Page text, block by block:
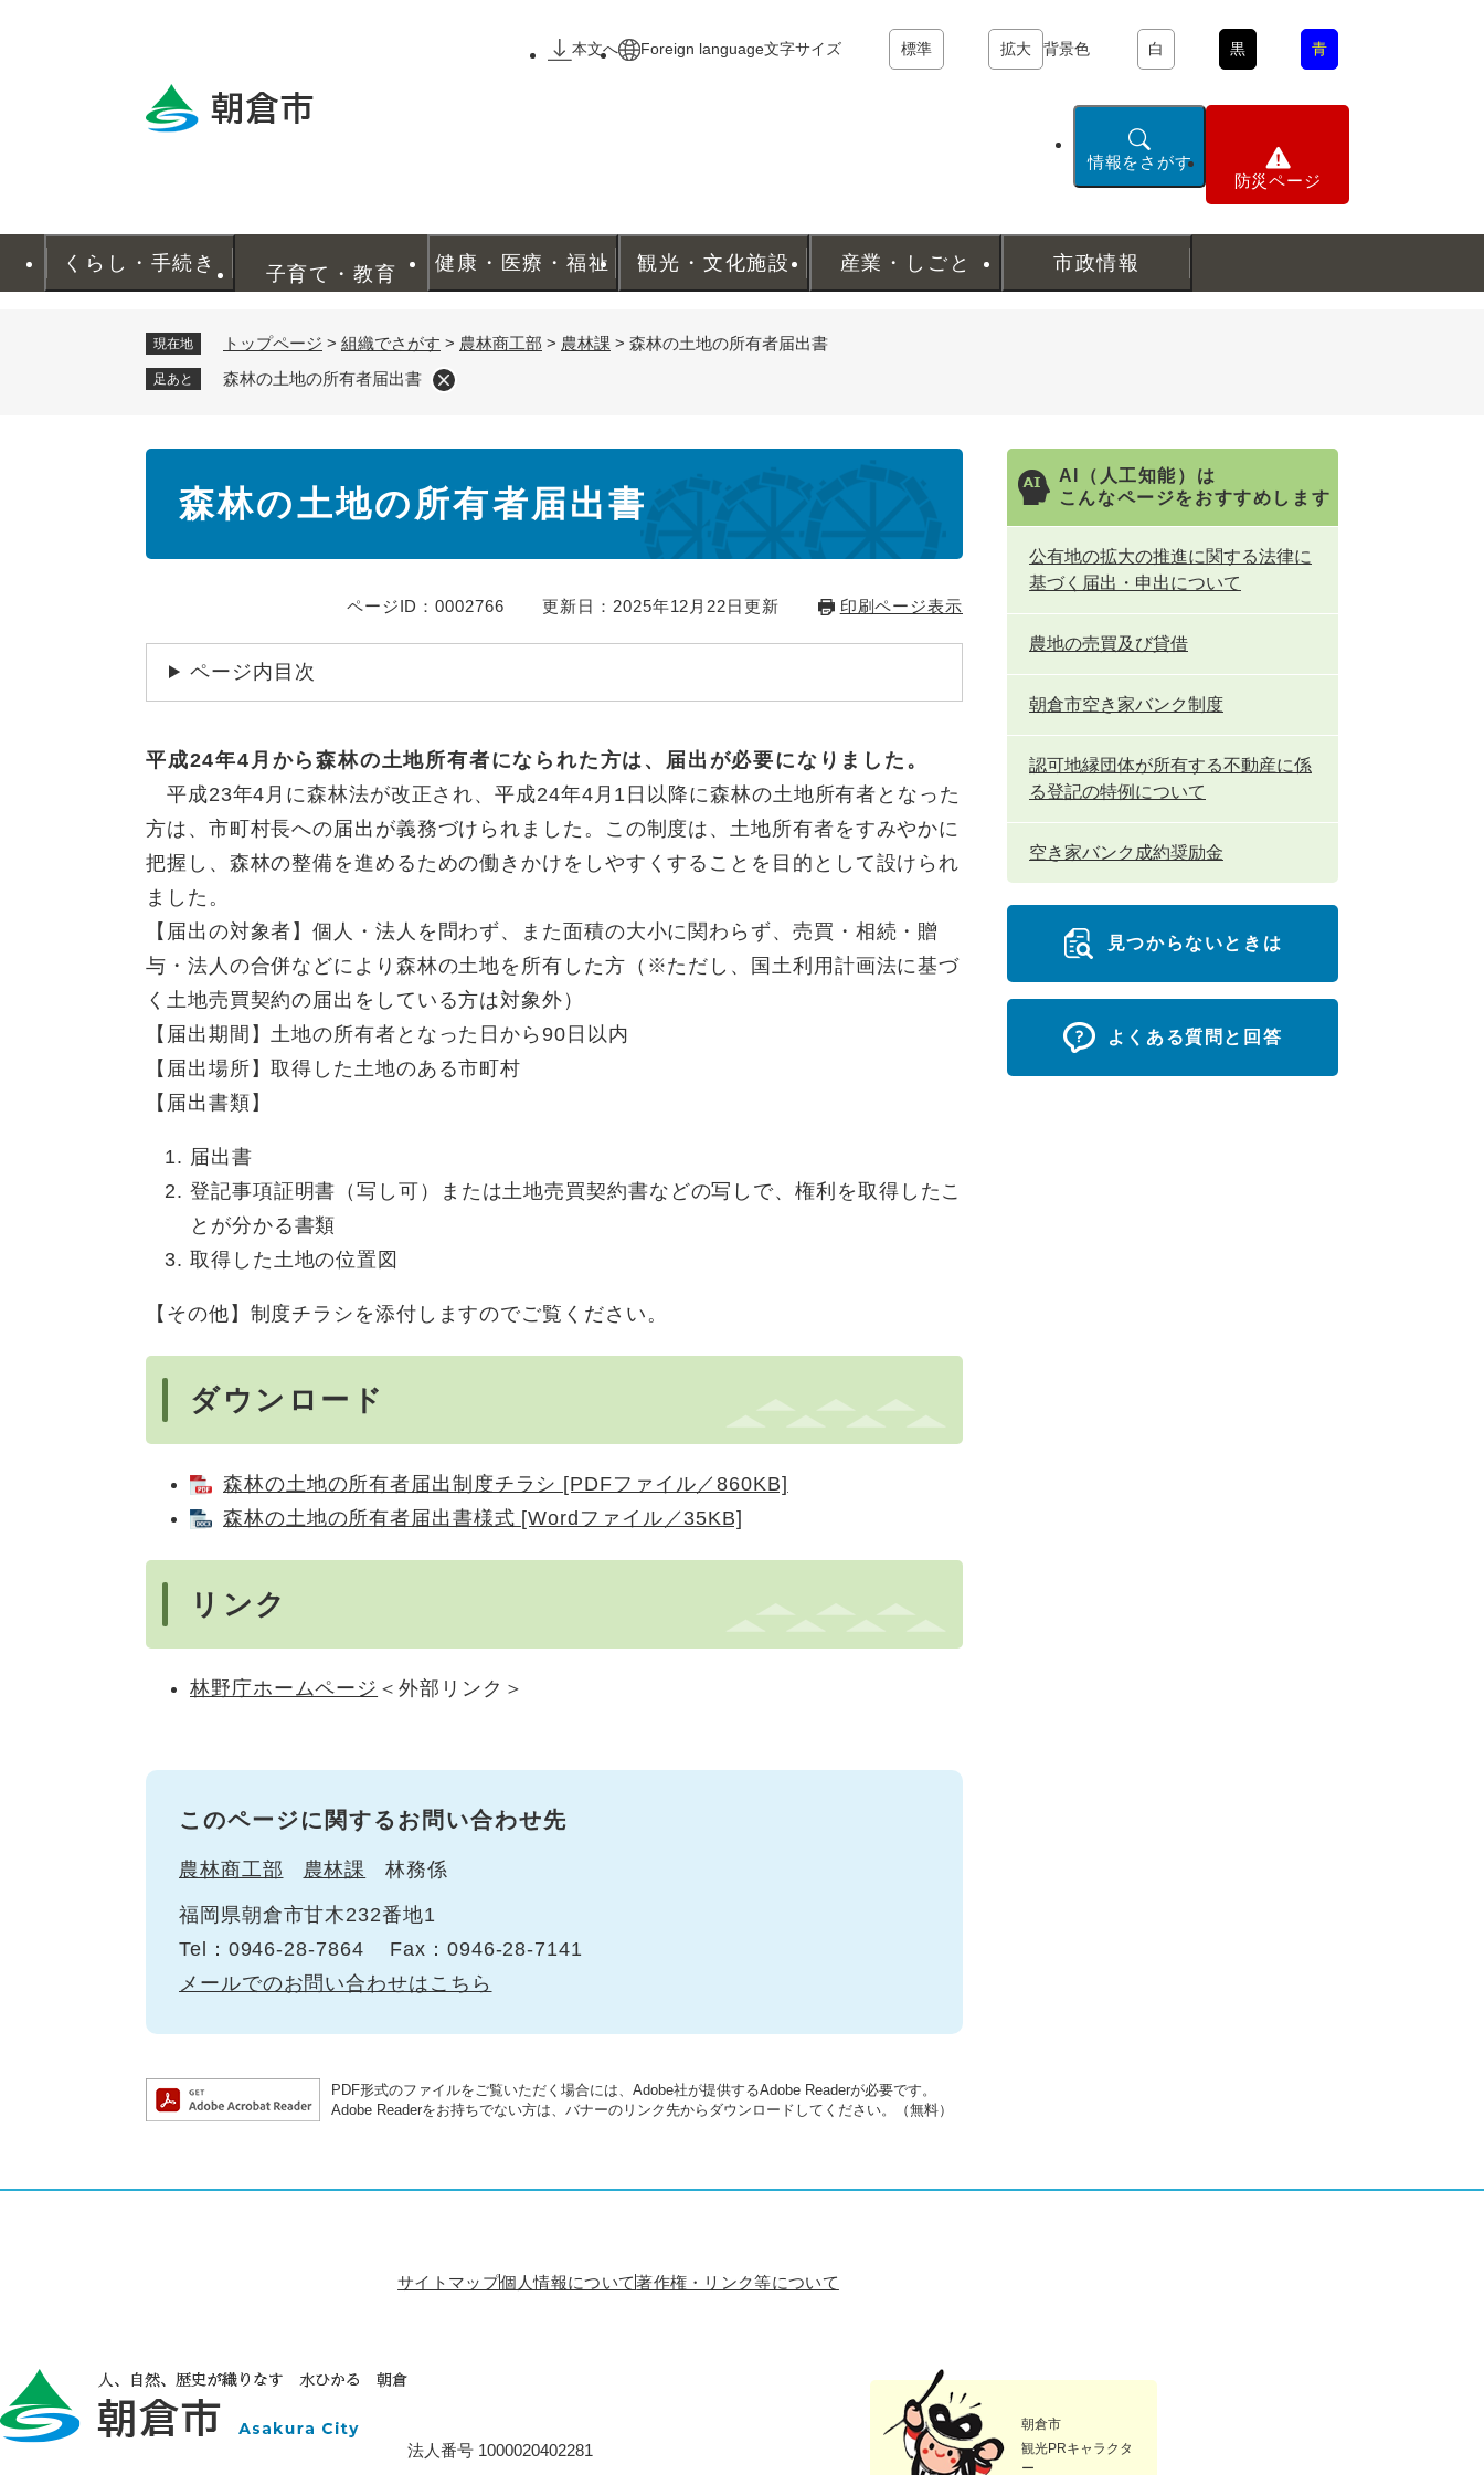
本文へ
Foreign language文字サイズ 標準 拡大 背景色 白 黒 青
情報をさがす
防災ページ
くらし・手続き 子育て・教育 健康・医療・福祉 観光・文化施設 産業・しごと 市政情報
現在地 トップページ > 組織でさがす > 農林商工部 > 農林課 > 森林の土地の所有者届出書
足あと 森林の土地の所有者届出書
森林の土地の所有者届出書
ページID：0002766 更新日：2025年12月22日更新 印刷ページ表示
ページ内目次
平成24年4月から森林の土地所有者になられた方は、届出が必要になりました。
平成23年4月に森林法が改正され、平成24年4月1日以降に森林の土地所有者となった
方は、市町村長への届出が義務づけられました。この制度は、土地所有者をすみやかに
把握し、森林の整備を進めるための働きかけをしやすくすることを目的として設けられ
ました。
【届出の対象者】個人・法人を問わず、また面積の大小に関わらず、売買・相続・贈
与・法人の合併などにより森林の土地を所有した方（※ただし、国土利用計画法に基づ
く土地売買契約の届出をしている方は対象外）
【届出期間】土地の所有者となった日から90日以内
【届出場所】取得した土地のある市町村
【届出書類】
届出書
登記事項証明書（写し可）または土地売買契約書などの写しで、権利を取得したこ
とが分かる書類
取得した土地の位置図
【その他】制度チラシを添付しますのでご覧ください。
ダウンロード
森林の土地の所有者届出制度チラシ [PDFファイル／860KB]
森林の土地の所有者届出書様式 [Wordファイル／35KB]
リンク
林野庁ホームページ ＜外部リンク＞
このページに関するお問い合わせ先
農林商工部 農林課 林務係
福岡県朝倉市甘木232番地1
Tel：0946-28-7864
Fax：0946-28-7141
メールでのお問い合わせはこちら
PDF形式のファイルをご覧いただく場合には、Adobe社が提供するAdobe Readerが必要です。
Adobe Readerをお持ちでない方は、バナーのリンク先からダウンロードしてください。（無料）
AI（人工知能）は
こんなページをおすすめします
公有地の拡大の推進に関する法律に
基づく届出・申出について
農地の売買及び貸借
朝倉市空き家バンク制度
認可地縁団体が所有する不動産に係
る登記の特例について
空き家バンク成約奨励金
見つからないときは
よくある質問と回答
サイトマップ個人情報について著作権・リンク等について
法人番号 1000020402281
朝倉市
観光PRキャラクタ
ー